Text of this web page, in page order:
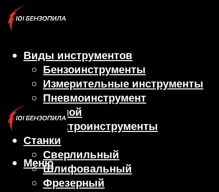
Виды инструментов
Бензоинструменты
Измерительные инструменты
Пневмоинструмент
Ручной
Электроинструменты
Станки
Сверлильный
Шлифовальный
Фрезерный
Меню